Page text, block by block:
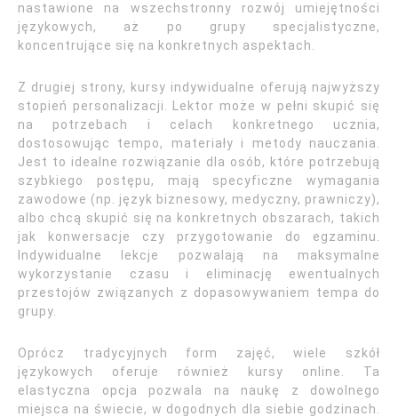
nastawione na wszechstronny rozwój umiejętności
językowych, aż po grupy specjalistyczne,
koncentrujące się na konkretnych aspektach.
Z drugiej strony, kursy indywidualne oferują najwyższy
stopień personalizacji. Lektor może w pełni skupić się
na potrzebach i celach konkretnego ucznia,
dostosowując tempo, materiały i metody nauczania.
Jest to idealne rozwiązanie dla osób, które potrzebują
szybkiego postępu, mają specyficzne wymagania
zawodowe (np. język biznesowy, medyczny, prawniczy),
albo chcą skupić się na konkretnych obszarach, takich
jak konwersacje czy przygotowanie do egzaminu.
Indywidualne lekcje pozwalają na maksymalne
wykorzystanie czasu i eliminację ewentualnych
przestojów związanych z dopasowywaniem tempa do
grupy.
Oprócz tradycyjnych form zajęć, wiele szkół
językowych oferuje również kursy online. Ta
elastyczna opcja pozwala na naukę z dowolnego
miejsca na świecie, w dogodnych dla siebie godzinach.